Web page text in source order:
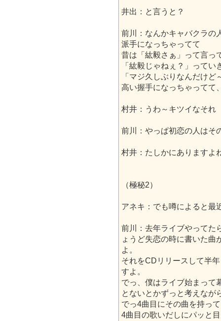
井出：と言うと？
前川：なんかキャバクラの
派手になっちゃってて
昔は「紘毅さぁ」って言っ
「紘毅じゃねぇ？」ってい
「マジ久しぶりなんだけど
高い握手になっちゃってて
村井：うわ～キツイなそれ
前川：やっぱ初恋の人はそ
村井：たしかにありますよ
（極秘2）
アネキ：でも噂によると最
前川：去年ライブやってた
ょうど失恋の時に書いた曲
よ。
それをCDリリースして半
すよ。
でっ、僕はライブ始まって
とないとかずっと考えなが
でっ4曲目にその曲を持っ
4曲目の歌いだしにパッと